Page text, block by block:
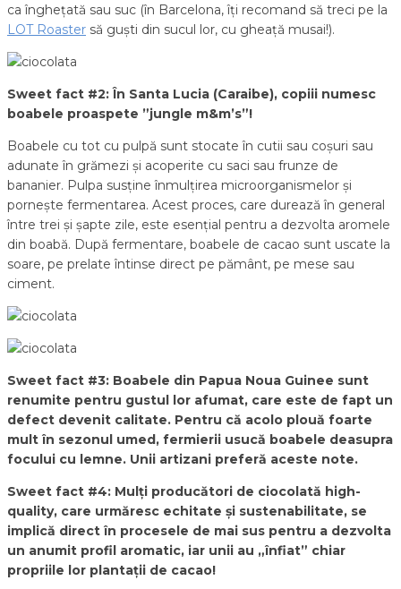
ca înghețată sau suc (în Barcelona, îți recomand să treci pe la
LOT Roaster să guști din sucul lor, cu gheață musai!).
Sweet fact #2: În Santa Lucia (Caraibe), copiii numesc
boabele proaspete ”jungle m&m’s”!
Boabele cu tot cu pulpă sunt stocate în cutii sau coșuri sau
adunate în grămezi și acoperite cu saci sau frunze de
bananier. Pulpa susține înmulțirea microorganismelor și
pornește fermentarea. Acest proces, care durează în general
între trei și șapte zile, este esențial pentru a dezvolta aromele
din boabă. După fermentare, boabele de cacao sunt uscate la
soare, pe prelate întinse direct pe pământ, pe mese sau
ciment.
Sweet fact #3: Boabele din Papua Noua Guinee sunt
renumite pentru gustul lor afumat, care este de fapt un
defect devenit calitate. Pentru că acolo plouă foarte
mult în sezonul umed, fermierii usucă boabele deasupra
focului cu lemne. Unii artizani preferă aceste note.
Sweet fact #4: Mulți producători de ciocolată high-
quality, care urmăresc echitate și sustenabilitate, se
implică direct în procesele de mai sus pentru a dezvolta
un anumit profil aromatic, iar unii au „înfiat” chiar
propriile lor plantații de cacao!